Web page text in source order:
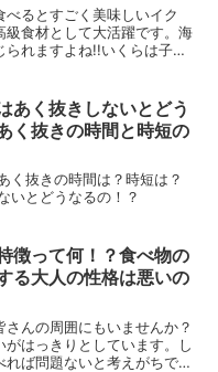
るとすごく美味しいイク
級食材として大活躍です。海
れますよね!!いくらは子供
あく抜きしないとどう
く抜きの時間と時短の
く抜きの時間は？時短は？
いとどうなるの！？
徴って何！？食べ物の
る大人の性格は悪いの
んの周囲にもいませんか？
はっきりとしています。し
ば問題ないと考えがちです